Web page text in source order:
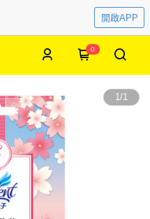
開啟APP
0
1/1